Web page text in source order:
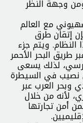
وجهة النظر
الصهيوني مع العالم
إتقان طرق
ويتم جزء
طريق البحر الأحمر
لذلك يسعى
نصيب في السيطرة
العرب عبر
لأنه من خلال
أمن تجارتها